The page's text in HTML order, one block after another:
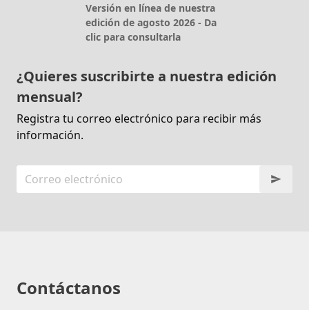
Versión en línea de nuestra
edición de agosto 2026 - Da
clic para consultarla
¿Quieres suscribirte a nuestra edición
mensual?
Registra tu correo electrónico para recibir más
información.
Contáctanos